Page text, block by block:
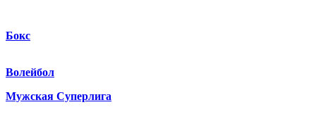
Бокс
Волейбол
Мужская Суперлига